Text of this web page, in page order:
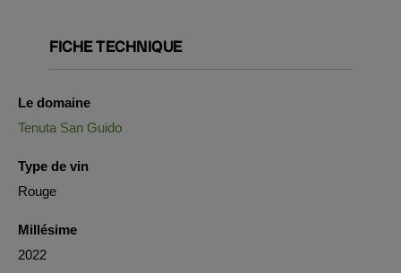
FICHE TECHNIQUE
Le domaine
Tenuta San Guido
Type de vin
Rouge
Millésime
2022